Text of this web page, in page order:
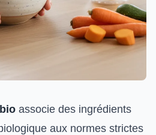
associe des ingrédients
aux normes strictes